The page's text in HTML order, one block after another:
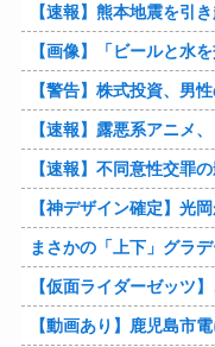
【速報】熊本地震を引き起こした『
【画像】「ビールと水
【警告】株式投資、男性の
【速報】露悪系アニメ、『
【速報】不同意性交罪
【神デザイン確定】光岡が「C1コルベット風」新型オープ
まさかの「上下」グラデーション。ポルシェが豪州75周年を祝
【仮面ライダーゼッツ】このOPカ
【動画あり】鹿児島市電に